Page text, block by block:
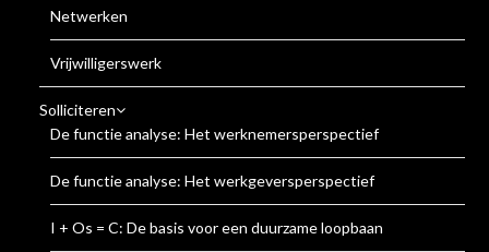
Netwerken
Vrijwilligerswerk
Solliciteren
De functie analyse: Het werknemersperspectief
De functie analyse: Het werkgeversperspectief
I + Os = C: De basis voor een duurzame loopbaan